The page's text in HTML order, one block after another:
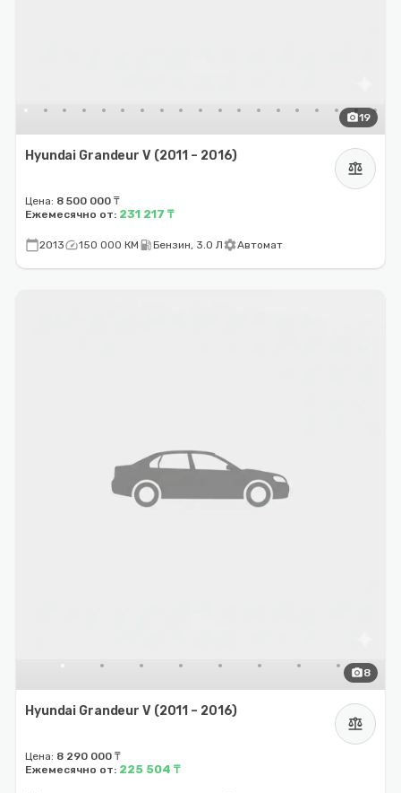
photo_camera19
Hyundai Grandeur V (2011 – 2016)
balance
Цена: 8 500 000 ₸
Ежемесячно от: 231 217 ₸
calendar_today2013speed150 000 КМ local_gas_stationБензин, 3.0 ЛsettingsАвтомат
photo_camera8
Hyundai Grandeur V (2011 – 2016)
balance
Цена: 8 290 000 ₸
Ежемесячно от: 225 504 ₸